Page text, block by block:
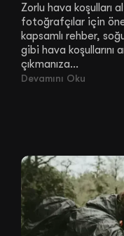
Zorlu hava koşulları
fotoğrafçılar için
kapsamlı rehber,
gibi hava koşullarını
çıkmanıza...
Devamını Oku